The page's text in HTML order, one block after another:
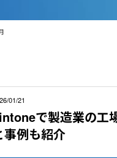
01/21
で製造業の工
事例も紹介